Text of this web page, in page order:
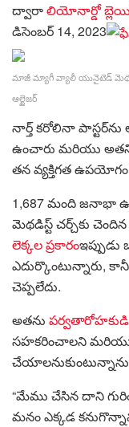
ద్వారాలియోనార్డో
డిసెంబర్ 14, 2023
మాజీ మ్యాగీ వ్యాలీ యునైటెడ్
ఆల్టైజర్
నార్త్ కరోలినా పాస్టర్‌ను
ఉంచారు మరియు అతని
తన వ్యక్తిగత
1,687 మంది జనాభా
మెథడిస్ట్ చర్చ్‌కు చెందిన
లెక్కల ప్రకారం
ఎదుర్కొంటున్నారు,
చెప్పలేదు.
అతను
సహకరించాలని
“మేము చేసిన దాని
మనం ఎక్కడ